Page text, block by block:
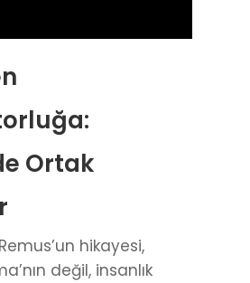
Ortak
hikayesi,
değil, insanlık